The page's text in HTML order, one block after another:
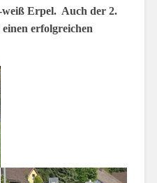
Erpel. Auch der 2.
erfolgreichen